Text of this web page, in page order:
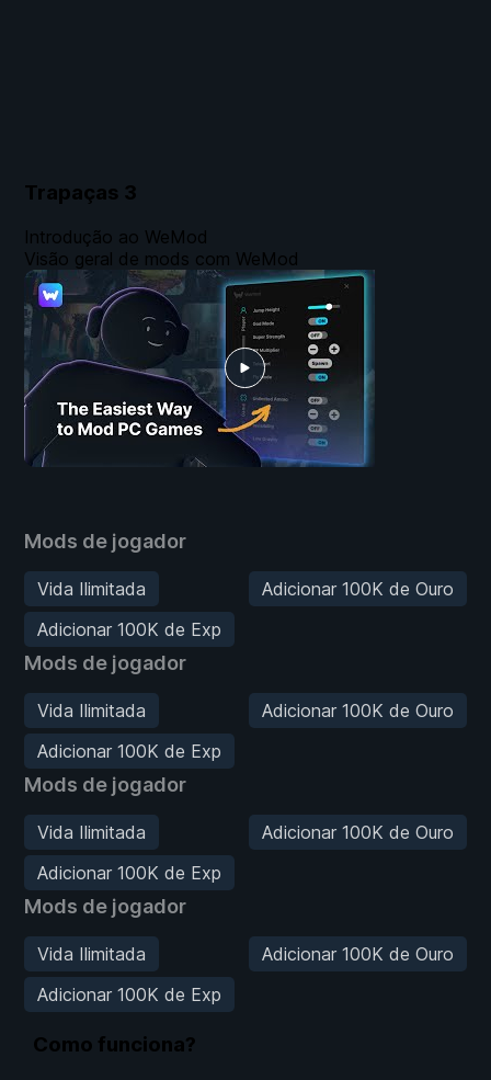
Trapaças 3
Mods de jogador
Vida Ilimitada
Adicionar 100K de Ouro
Adicionar 100K de Exp
Mods de jogador
Vida Ilimitada
Adicionar 100K de Ouro
Adicionar 100K de Exp
Mods de jogador
Vida Ilimitada
Adicionar 100K de Ouro
Adicionar 100K de Exp
Mods de jogador
Vida Ilimitada
Adicionar 100K de Ouro
Adicionar 100K de Exp
Introdução ao WeMod
Visão geral de mods com WeMod
Como funciona?